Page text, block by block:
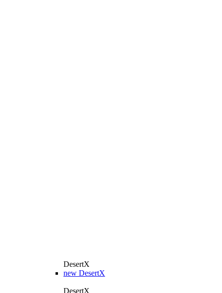
DesertX
new DesertX
DesertX